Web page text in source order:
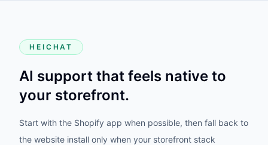
HEICHAT
AI support that feels native to
your storefront.
Start with the Shopify app when possible, then fall back to
the website install only when your storefront stack